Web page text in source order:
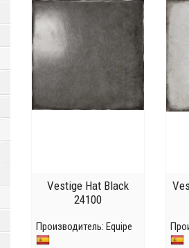
Vestige Hat Black
24100
Производитель: Equipe